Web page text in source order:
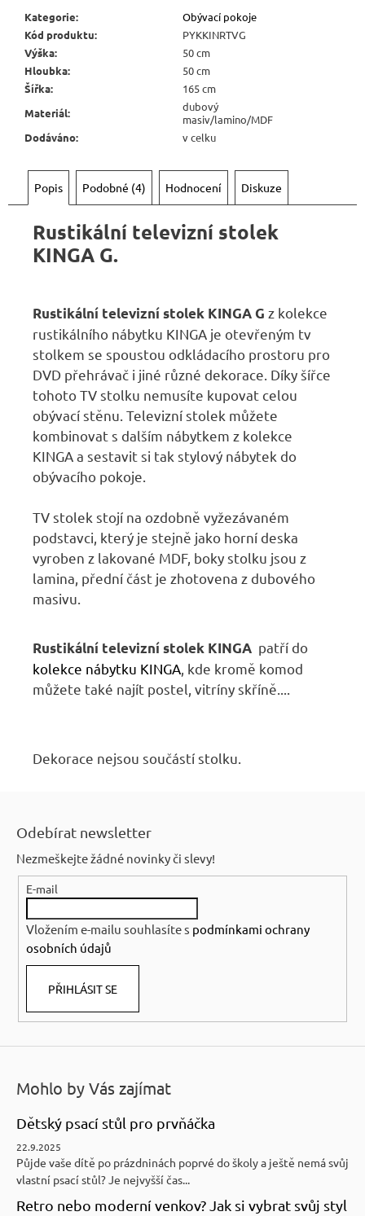
Kategorie:
Obývací pokoje
Kód produktu:
PYKKINRTVG
Výška:
50 cm
Hloubka:
50 cm
Šířka:
165 cm
Materiál:
dubový
masiv/lamino/MDF
Dodáváno: v celku
Popis Podobné (4) Hodnocení Diskuze
Rustikální televizní stolek
KINGA G.
Rustikální televizní stolek KINGA G z kolekce
rustikálního nábytku KINGA je otevřeným tv
stolkem se spoustou odkládacího prostoru pro
DVD přehrávač i jiné různé dekorace. Díky šířce
tohoto TV stolku nemusíte kupovat celou
obývací stěnu. Televizní stolek můžete
kombinovat s dalším nábytkem z kolekce
KINGA a sestavit si tak stylový nábytek do
obývacího pokoje.
TV stolek stojí na ozdobně vyžezávaném
podstavci, který je stejně jako horní deska
vyroben z lakované MDF, boky stolku jsou z
lamina, přední část je zhotovena z dubového
masivu.
Rustikální televizní stolek KINGA patří do
kolekce nábytku KINGA, kde kromě komod
můžete také najít postel, vitríny skříně....
Dekorace nejsou součástí stolku.
403
Kč
Původně:
670
Kč
Odebírat newsletter
Nezmeškejte žádné novinky či slevy!
E-mail
Vložením e-mailu souhlasíte s podmínkami ochrany
osobních údajů
PŘIHLÁSIT SE
Mohlo by Vás zajímat
Dětský psací stůl pro prvňáčka
22.9.2025
Půjde vaše dítě po prázdninách poprvé do školy a ještě nemá svůj
vlastní psací stůl? Je nejvyšší čas...
Retro nebo moderní venkov? Jak si vybrat svůj styl